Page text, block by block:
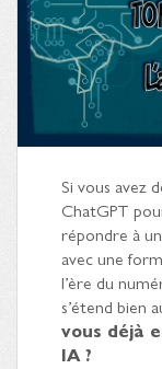
Si vous avez
ChatGPT
répondre à
avec une
l’ère du
s’étend bien
vous déjà
IA ?